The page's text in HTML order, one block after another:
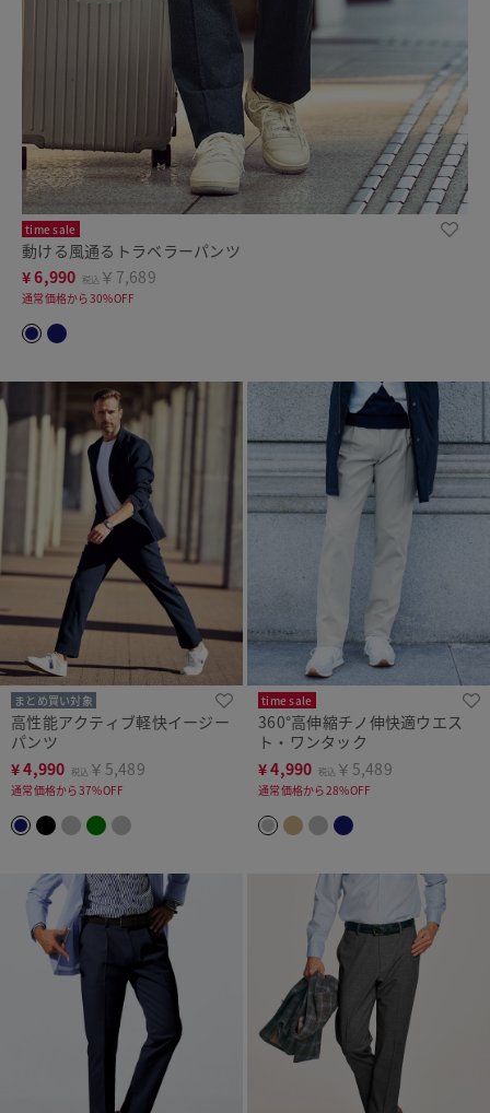
time sale
動ける風通るトラベラーパンツ
¥6,990 税込 ￥7,689
通常価格から30%OFF
まとめ買い対象
高性能アクティブ軽快イージー
パンツ
¥4,990 税込 ￥5,489
通常価格から37%OFF
time sale
360°高伸縮チノ伸快適ウエス
ト・ワンタック
¥4,990 税込 ￥5,489
通常価格から28%OFF